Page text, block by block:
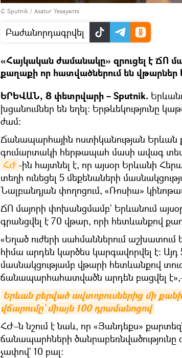
© Sputnik / Asatur Yesayants
Բաժանորդագրվել
«Հայկական ժամանակը» զրուցել է ՃՈ
քաղաքի որ հատվածներում են վթարներ
ԵՐԵՎԱՆ, 8 փետրվարի – Sputnik.
խցանումներ են եղել: Երթևեկությունը
ժամ:
Ճանապարհային ոստիկանության
գումարտակի հերթապահ մասի ավագ
ՀԺ -ին հայտնել է, որ այսօր Երևանի
տեղի ունեցել 5 մեքենաների
Նալբանդյան փողոցում, «Ռոսիա»
ՃՈ մայորի փոխանցմամբ` Երևանում
գրանցվել է 70 վթար, որի հետևանքով
«Եղած ուժերի սահմաններում աշխատում
հիմա արդեն կարծես կարգավորվել է: Այդ
մասնակցությամբ վթարի հետևանքով
ճանապարհահատվածն արդեն բացվել է»,-
Երևան բերված ավտոբուսներից մի
վճարումը` միայն 100 դրամանոցով
ՀԺ–ն նշում է նաև, որ «Յանդեքս»
ճանապարհների ծանրաբեռնվածությունը
չափով` 10 բալ։